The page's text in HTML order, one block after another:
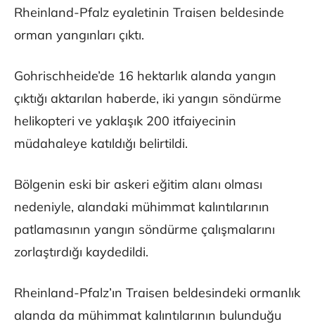
Rheinland-Pfalz eyaletinin Traisen beldesinde
orman yangınları çıktı.
Gohrischheide’de 16 hektarlık alanda yangın
çıktığı aktarılan haberde, iki yangın söndürme
helikopteri ve yaklaşık 200 itfaiyecinin
müdahaleye katıldığı belirtildi.
Bölgenin eski bir askeri eğitim alanı olması
nedeniyle, alandaki mühimmat kalıntılarının
patlamasının yangın söndürme çalışmalarını
zorlaştırdığı kaydedildi.
Rheinland-Pfalz’ın Traisen beldesindeki ormanlık
alanda da mühimmat kalıntılarının bulunduğu